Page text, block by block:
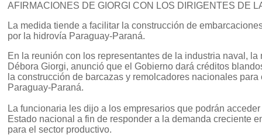
AFIRMACIONES DE GIORGI CON LOS DIRIGENTES DE
La medida tiende a facilitar la construcción de
por la hidrovía Paraguay-Paraná.
En la reunión con los representantes de la industria naval, la
Débora Giorgi, anunció que el Gobierno dará créditos
la construcción de barcazas y remolcadores nacionales
Paraguay-Paraná.
La funcionaria les dijo a los empresarios que podrán
Estado nacional a fin de responder a la demanda creciente
para el sector productivo.